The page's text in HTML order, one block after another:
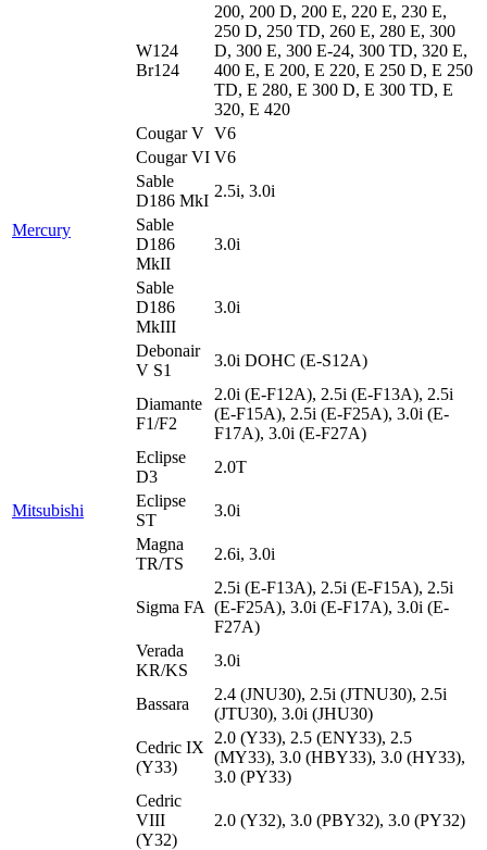
W124
Br124
200, 200 D, 200 E, 220 E, 230 E,
250 D, 250 TD, 260 E, 280 E, 300
D, 300 E, 300 E-24, 300 TD, 320 E,
400 E, E 200, E 220, E 250 D, E 250
TD, E 280, E 300 D, E 300 TD, E
320, E 420
Mercury
Cougar V V6
Cougar VI V6
Sable
D186 MkI
2.5i, 3.0i
Sable
D186
MkII
3.0i
Sable
D186
MkIII
3.0i
Mitsubishi
Debonair
V S1
3.0i DOHC (E-S12A)
Diamante
F1/F2
2.0i (E-F12A), 2.5i (E-F13A), 2.5i
(E-F15A), 2.5i (E-F25A), 3.0i (E-
F17A), 3.0i (E-F27A)
Eclipse
D3
2.0T
Eclipse
ST
3.0i
Magna
TR/TS
2.6i, 3.0i
Sigma FA
2.5i (E-F13A), 2.5i (E-F15A), 2.5i
(E-F25A), 3.0i (E-F17A), 3.0i (E-
F27A)
Verada
KR/KS
3.0i
Bassara
2.4 (JNU30), 2.5i (JTNU30), 2.5i
(JTU30), 3.0i (JHU30)
Cedric IX
(Y33)
2.0 (Y33), 2.5 (ENY33), 2.5
(MY33), 3.0 (HBY33), 3.0 (HY33),
3.0 (PY33)
Cedric
VIII
(Y32)
2.0 (Y32), 3.0 (PBY32), 3.0 (PY32)